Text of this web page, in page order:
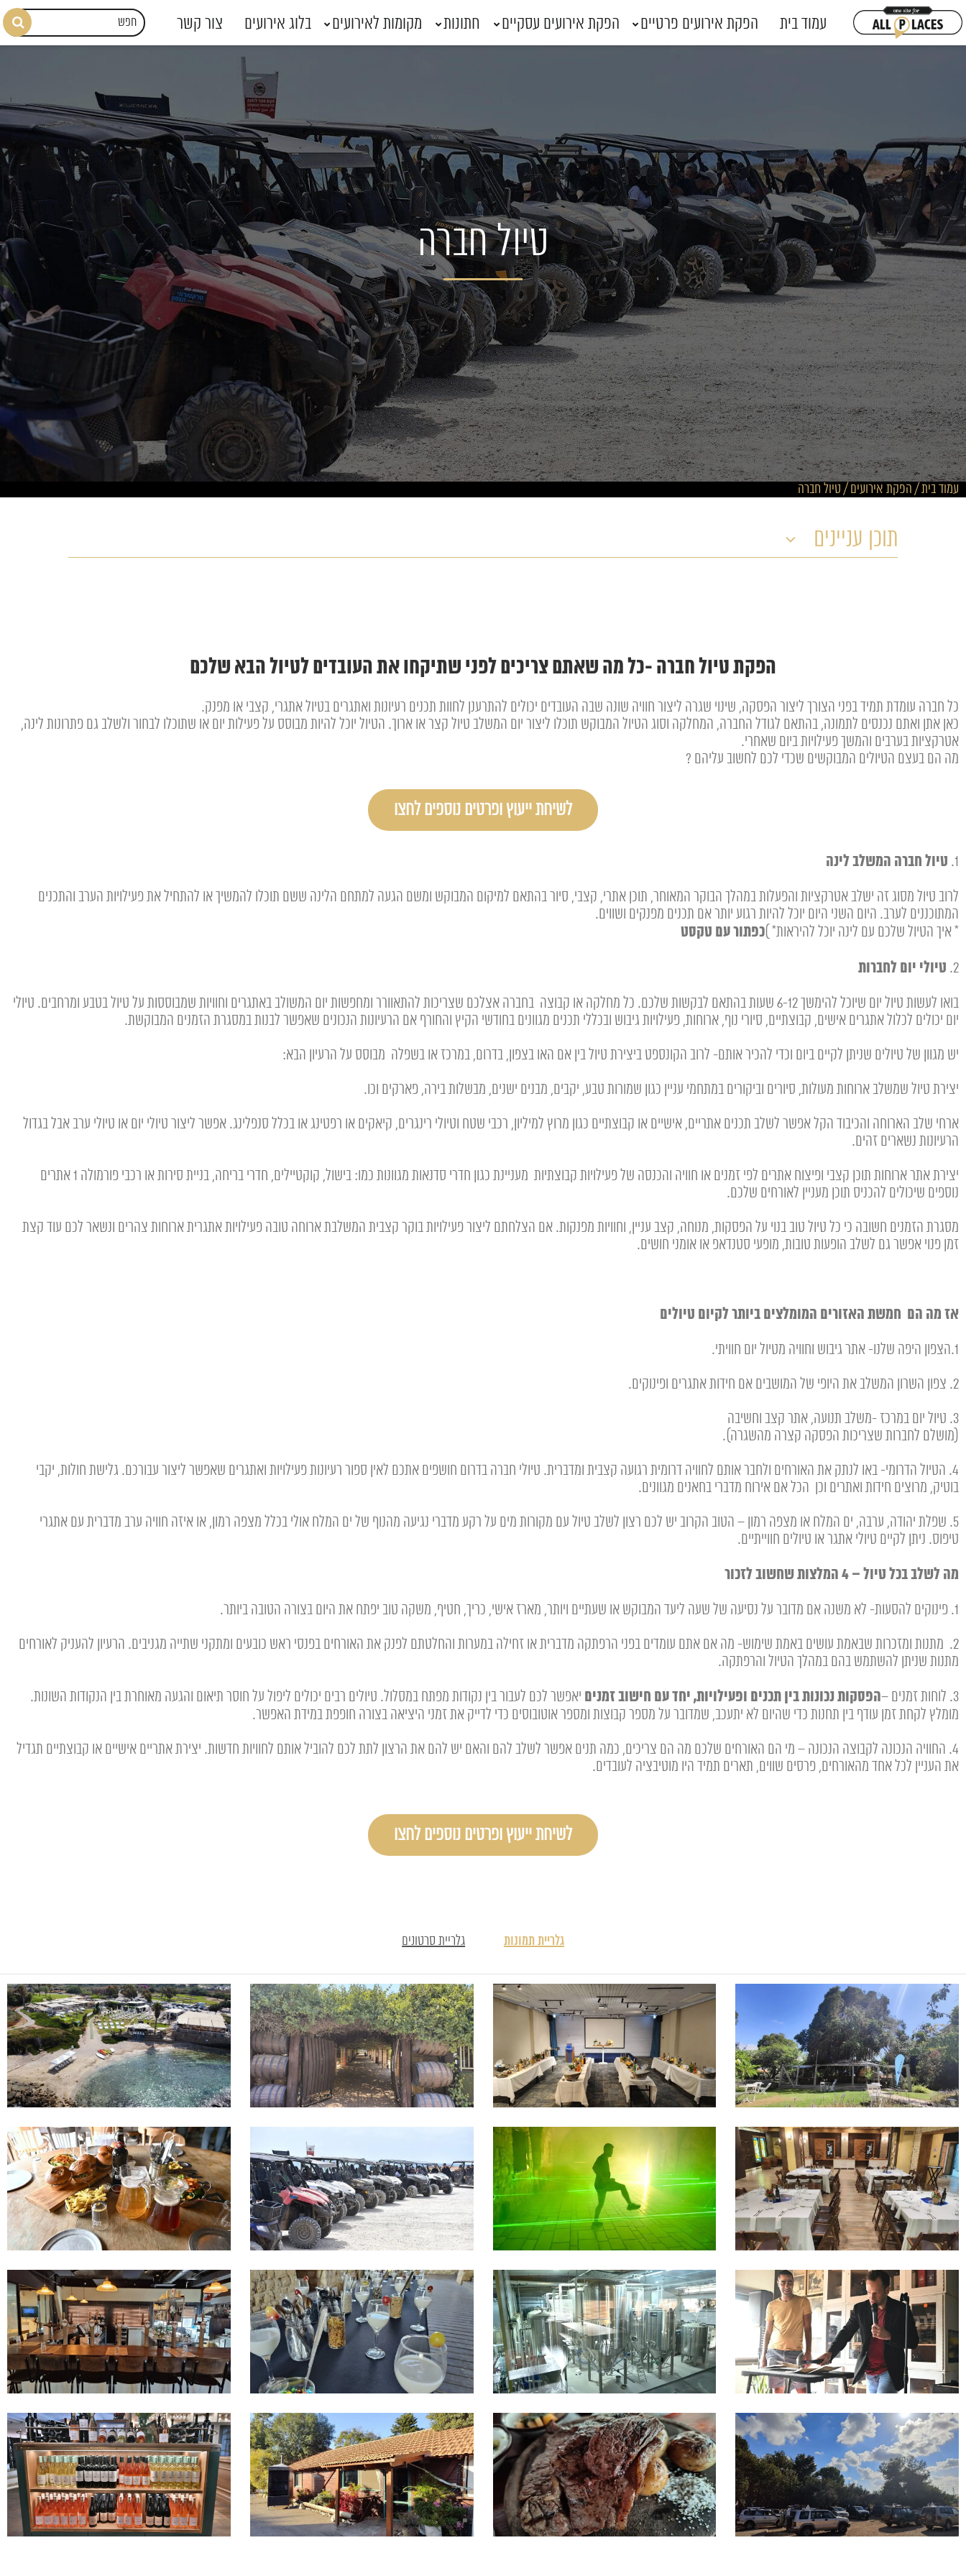
עמוד בית הפקת אירועים פרטיים הפקת אירועים עסקיים חתונות מקומות לאירועים בלוג אירועים צור קשר
טיול חברה
עמוד בית/הפקת אירועים/טיול חברה
תוכן עניינים
הפקת טיול חברה -כל מה שאתם צריכים לפני שתיקחו את העובדים לטיול הבא שלכם
כל חברה עומדת תמיד בפני הצורך ליצור הפסקה, שינוי שגרה ליצור חוויה שונה שבה העובדים יכולים להתרענן לחוות תכנים רעיונות ואתגרים בטיול אתגרי, קצבי או מפנק.
כאן אתן ואתם נכנסים לתמונה, בהתאם לגודל החברה, המחלקה וסוג הטיול המבוקש תוכלו ליצור יום המשלב טיול קצר או ארוך. הטיול יוכל להיות מבוסס על פעילות יום או שתוכלו לבחור ולשלב גם פתרונות לינה,
אטרקציות בערבים והמשך פעילויות ביום שאחרי.
מה הם בעצם הטיולים המבוקשים שכדי לכם לחשוב עליהם ?
לשיחת ייעוץ ופרטים נוספים לחצו
1. טיול חברה המשלב לינה
לרוב טיול מסוג זה ישלב אטרקציות והפעלות במהלך הבוקר המאוחר, תוכן אתרי, קצבי, סיור בהתאם למיקום המבוקש ומשם הגעה למתחם הלינה ששם תוכלו להמשיך או להתחיל את פעילויות הערב והתכנים
המתוכננים לערב. היום השני היום יוכל להיות רגוע יותר אם תכנים מפנקים ושווים.
* איך הטיול שלכם עם לינה יוכל להיראות* )כפתור עם טקסט
2. טיולי יום לחברות
בואו לעשות טיול יום שיוכל להימשך 6-12 שעות בהתאם לבקשות שלכם. כל מחלקה או קבוצה בחברה אצלכם שצריכות להתאוורר ומחפשות יום המשולב באתגרים וחוויות שמבוססות על טיול בטבע ומרחבים. טיולי
יום יכולים לכלול אתגרים אישים, קבוצתיים, סיורי נוף, ארוחות, פעילויות גיבוש ובכללי תכנים מגוונים בחודשי הקיץ והחורף אם הרעיונות הנכונים שאפשר לבנות במסגרת הזמנים המבוקשת.
יש מגוון של טיולים שניתן לקיים ביום וכדי להכיר אותם- לרוב הקונספט ביצירת טיול בין אם האו בצפון, בדרום, במרכז או בשפלה מבוסס על הרעיון הבא:
יצירת טיול שמשלב ארוחות מעולות, סיורים וביקורים במתחמי עניין כגון שמורות טבע, יקבים, מבנים ישנים, מבשלות בירה, פארקים וכו.
ארחי שלב הארוחה והכיבוד הקל אפשר לשלב תכנים אתריים, אישיים או קבוצתיים כגון מרוץ למיליון, רכבי שטח וטיולי רינגרים, קיאקים או רפטינג או בכלל סנפלינג. אפשר ליצור טיולי יום או טיולי ערב אבל בגדול
הרעיונות נשארים זהים.
יצירת אתר ארוחות תוכן קצבי ופיצוח אתרים לפי זמנים או חוויה והכנסה של פעילויות קבוצתיות מעניינת כגון חדרי סדנאות מגוונות כמו: בישול, קוקטיילים, חדרי בריחה, בניית סירות או רכבי פורמולה 1 אתרים
נוספים שיכולים להכניס תוכן מעניין לאורחים שלכם.
מסגרת הזמנים חשובה כי כל טיול טוב בנוי על הפסקות, מנוחה, קצב עניין, וחוויות מפנקות. אם הצלחתם ליצור פעילויות בוקר קצבית המשלבת ארוחה טובה פעילויות אתגרית ארוחות צהרים ונשאר לכם עוד קצת
זמן פנוי אפשר גם לשלב הופעות טובות, מופעי סטנדאפ או אומני חושים.
אז מה הם חמשת האזורים המומלצים ביותר לקיום טיולים
1.הצפון היפה שלנו- אתר גיבוש וחוויה מטיול יום חוויתי.
2. צפון השרון המשלב את היופי של המושבים אם חידות אתגרים ופינוקים.
3. טיול יום במרכז -משלב תנועה, אתר קצב וחשיבה
(מושלם לחברות שצריכות הפסקה קצרה מהשגרה).
4. הטיול הדרומי- באו לנתק את האורחים ולחבר אותם לחוויה דרומית רגועה קצבית ומדברית. טיולי חברה בדרום חושפים אתכם לאין ספור רעיונות פעילויות ואתגרים שאפשר ליצור עבורכם. גלישת חולות, יקבי
בוטיק, מרוצים חידות ואתרים וכן הכל אם אירוח מדברי בחאנים מגוונים.
5. שפלת יהודה, ערבה, ים המלח או מצפה רמון – הטוב הקרוב יש לכם רצון לשלב טיול עם מקורות מים על רקע מדברי נגיעה מהנוף של ים המלח אולי בכלל מצפה רמון, או איזה חוויה ערב מדברית עם אתגרי
טיפוס. ניתן לקיים טיולי אתגר או טיולים חווייתיים.
מה לשלב בכל טיול – 4 המלצות שחשוב לזכור
1. פינוקים להסעות- לא משנה אם מדובר על נסיעה של שעה ליעד המבוקש או שעתיים ויותר, מארז אישי, כריך, חטיף, משקה טוב יפתח את היום בצורה הטובה ביותר.
2. מתנות ומזכרות שבאמת עושים באמת שימוש- מה אם אתם עומדים בפני הרפתקה מדברית או זחילה במערות והחלטתם לפנק את האורחים בפנסי ראש כובעים ומתקני שתייה מגניבים. הרעיון להעניק לאורחים
מתנות שניתן להשתמש בהם במהלך הטיול והרפתקה.
3. לוחות זמנים – הפסקות נכונות בין תכנים ופעילויות, יחד עם חישוב זמנים יאפשר לכם לעבור בין נקודות מפתח במסלול. טיולים רבים יכולים ליפול על חוסר תיאום והגעה מאוחרת בין הנקודות השונות.
מומלץ לקחת זמן עודף בין תחנות כדי שהיום לא יתעכב, שמדובר על מספר קבוצות ומספר אוטובוסים כדי לדייק את זמני היציאה בצורה חופפת במידת האפשר.
4. החוויה הנכונה לקבוצה הנכונה – מי הם האורחים שלכם מה הם צריכים, כמה תנים אפשר לשלב להם והאם יש להם את הרצון לתת לכם להוביל אותם לחוויות חדשות. יצירת אתריים אישיים או קבוצתיים תגדיל
את העניין לכל אחד מהאורחים, פרסים שווים, תארים תמיד היו מוטיבציה לעובדים.
לשיחת ייעוץ ופרטים נוספים לחצו
גלריית תמונות גלריית סרטונים